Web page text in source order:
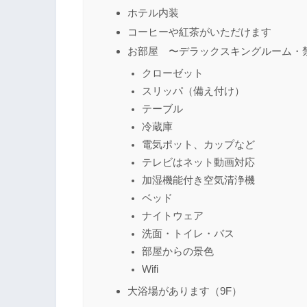
ホテル内装
コーヒーや紅茶がいただけます
お部屋 〜デラックスキングルーム・
クローゼット
スリッパ（備え付け）
テーブル
冷蔵庫
電気ポット、カップなど
テレビはネット動画対応
加湿機能付き空気清浄機
ベッド
ナイトウェア
洗面・トイレ・バス
部屋からの景色
Wifi
大浴場があります（9F）